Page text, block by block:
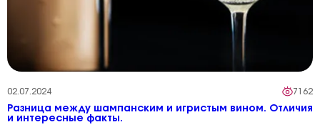
02.07.2024 7162
Разница между шампанским и игристым вином. Отличия
и интересные факты.